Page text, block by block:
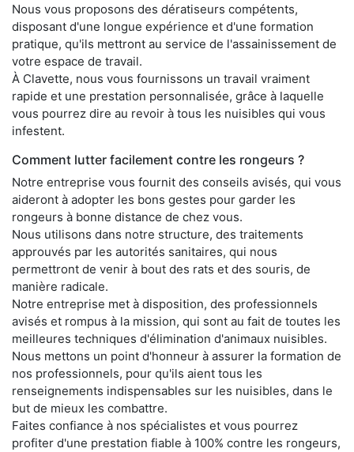
Nous vous proposons des dératiseurs compétents,
disposant d'une longue expérience et d'une formation
pratique, qu'ils mettront au service de l'assainissement de
votre espace de travail.
À Clavette, nous vous fournissons un travail vraiment
rapide et une prestation personnalisée, grâce à laquelle
vous pourrez dire au revoir à tous les nuisibles qui vous
infestent.
Comment lutter facilement contre les rongeurs ?
Notre entreprise vous fournit des conseils avisés, qui vous
aideront à adopter les bons gestes pour garder les
rongeurs à bonne distance de chez vous.
Nous utilisons dans notre structure, des traitements
approuvés par les autorités sanitaires, qui nous
permettront de venir à bout des rats et des souris, de
manière radicale.
Notre entreprise met à disposition, des professionnels
avisés et rompus à la mission, qui sont au fait de toutes les
meilleures techniques d'élimination d'animaux nuisibles.
Nous mettons un point d'honneur à assurer la formation de
nos professionnels, pour qu'ils aient tous les
renseignements indispensables sur les nuisibles, dans le
but de mieux les combattre.
Faites confiance à nos spécialistes et vous pourrez
profiter d'une prestation fiable à 100% contre les rongeurs,